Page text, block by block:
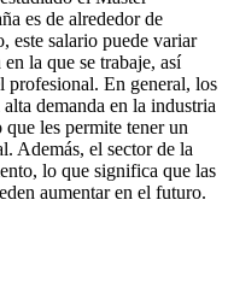
es de alrededor de
este salario puede variar
la que se trabaje, así
profesional. En general, los
demanda en la industria
les permite tener un
Además, el sector de la
lo que significa que las
aumentar en el futuro.